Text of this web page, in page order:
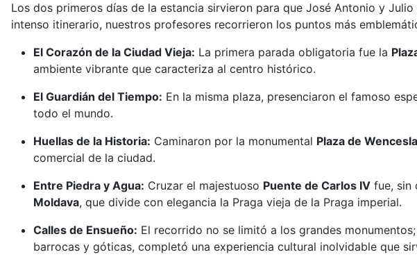
Los dos primeros días de la estancia sirvieron para que José Antonio y
intenso itinerario, nuestros profesores recorrieron los puntos más
El Corazón de la Ciudad Vieja: La primera parada obligatoria fue la
ambiente vibrante que caracteriza al centro histórico.
El Guardián del Tiempo: En la misma plaza, presenciaron el famoso
todo el mundo.
Huellas de la Historia: Caminaron por la monumental Plaza de
comercial de la ciudad.
Entre Piedra y Agua: Cruzar el majestuoso Puente de Carlos IV fue, sin
Moldava, que divide con elegancia la Praga vieja de la Praga imperial.
Calles de Ensueño: El recorrido no se limitó a los grandes
barrocas y góticas, completó una experiencia cultural inolvidable que